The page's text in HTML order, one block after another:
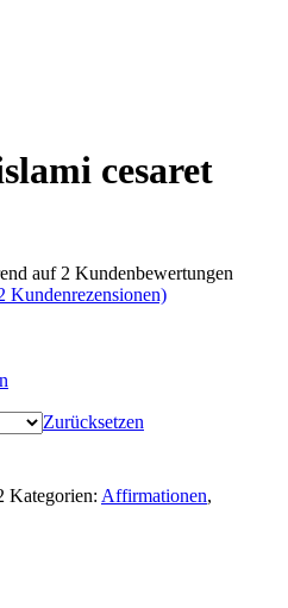
cesaret
auf 2 Kundenbewertungen
Kundenrezensionen)
Zurücksetzen
Kategorien: Affirmationen,